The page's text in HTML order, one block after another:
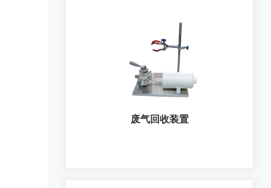
NGI降温柜
废气回收装置